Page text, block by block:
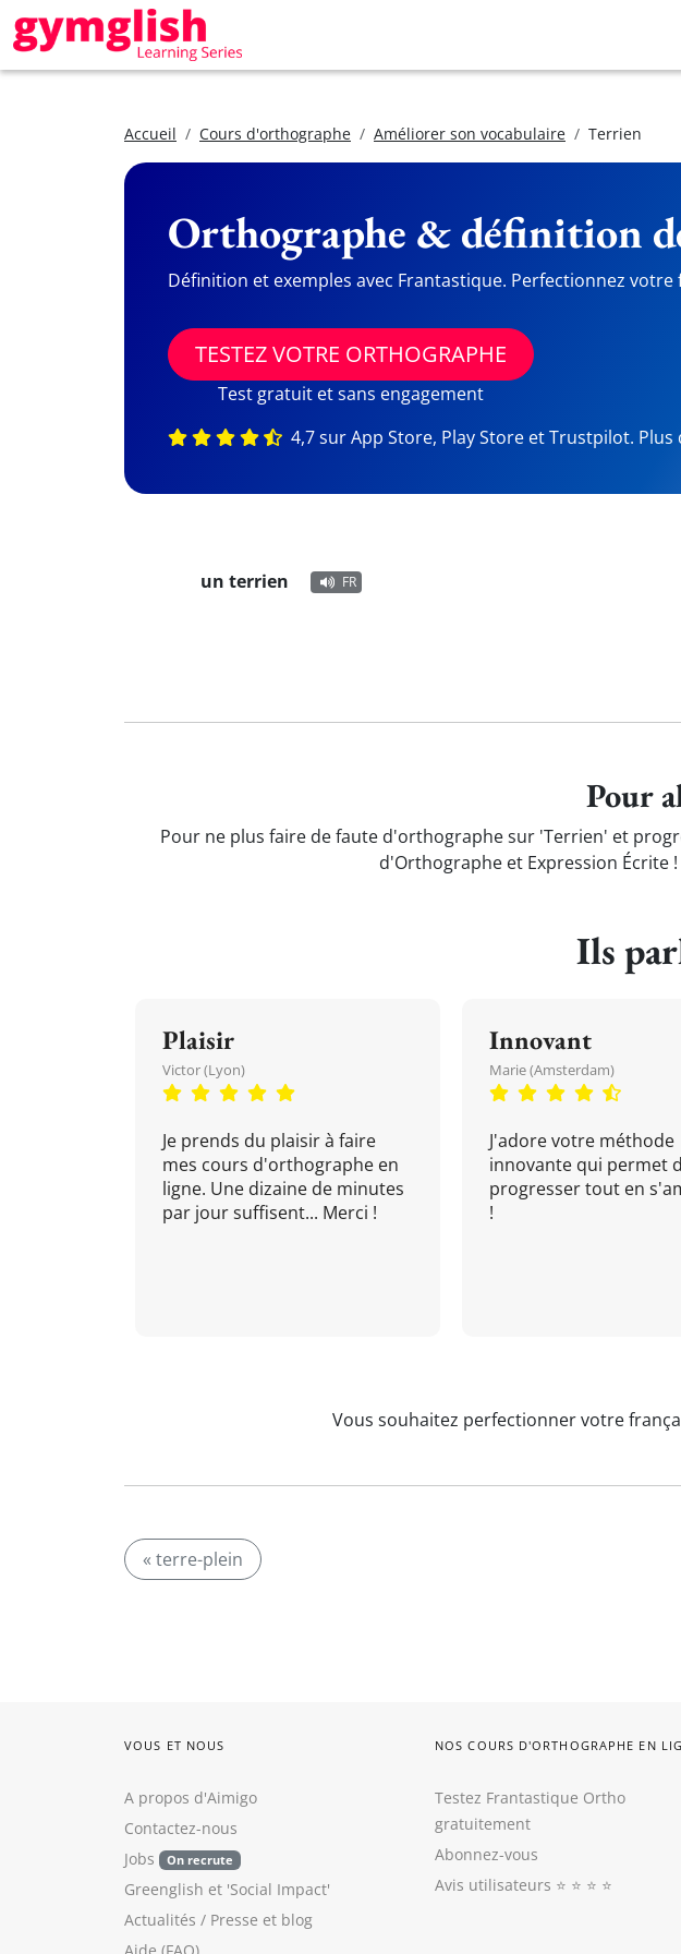
Accueil Cours d'orthographe Améliorer son vocabulaire Terrien
Orthographe & définition
Définition et exemples avec Frantastique. Perfectionnez
TESTEZ VOTRE ORTHOGRAPHE
Test gratuit et sans engagement
4,7 sur App Store, Play Store et Trustpilot.
un terrien FR
Pour
Pour ne plus faire de faute d'orthographe sur 'Terrien' et
d'Orthographe et Expression Écrite
Ils
Plaisir
Victor (Lyon)
Je prends du plaisir à faire
mes cours d'orthographe en
ligne. Une dizaine de minutes
par jour suffisent... Merci !
Innovant
Marie (Amsterdam)
J'adore votre méthode
innovante qui permet
progresser tout en
!
Vous souhaitez perfectionner votre
« terre-plein
VOUS ET NOUS
A propos d'Aimigo
Contactez-nous
Jobs
On recrute
Greenglish et 'Social Impact'
Actualités / Presse et blog
NOS COURS D'ORTHOGRAPHE EN
Testez Frantastique Ortho
gratuitement
Abonnez-vous
Avis utilisateurs ⭐️ ⭐️ ⭐️ ⭐️